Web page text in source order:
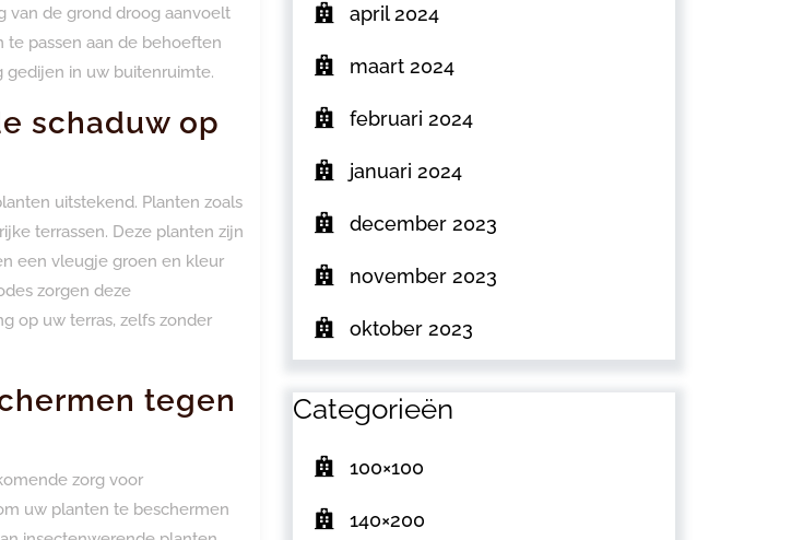
van de grond droog aanvoelt
passen aan de behoeften
gedijen in uw buitenruimte.
schaduw op
uitstekend. Planten zoals
terrassen. Deze planten zijn
een vleugje groen en kleur
zorgen deze
op uw terras, zelfs zonder
tegen
zorg voor
uw planten te beschermen
april 2024
maart 2024
februari 2024
januari 2024
december 2023
november 2023
oktober 2023
Categorieën
100×100
140×200